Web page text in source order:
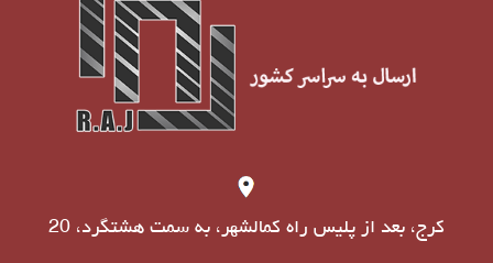
کرج، بعد از پلیس راه کمالشهر، به سمت هشتگرد، 20